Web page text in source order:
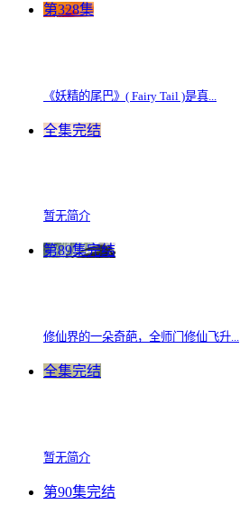
第328集
《妖精的尾巴》( Fairy Tail )是真...
全集完结
暂无简介
第89集完结
修仙界的一朵奇葩，全师门修仙飞升...
全集完结
暂无简介
第90集完结